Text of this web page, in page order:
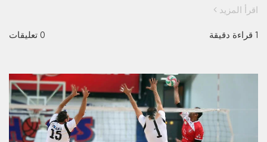
اقرأ المزيد
1 قراءة دقيقة 0 تعليقات